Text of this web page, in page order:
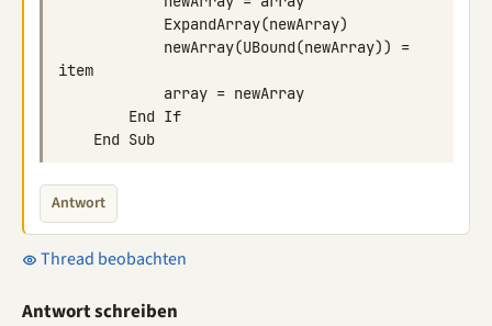
Antwort
Thread beobachten
Antwort schreiben